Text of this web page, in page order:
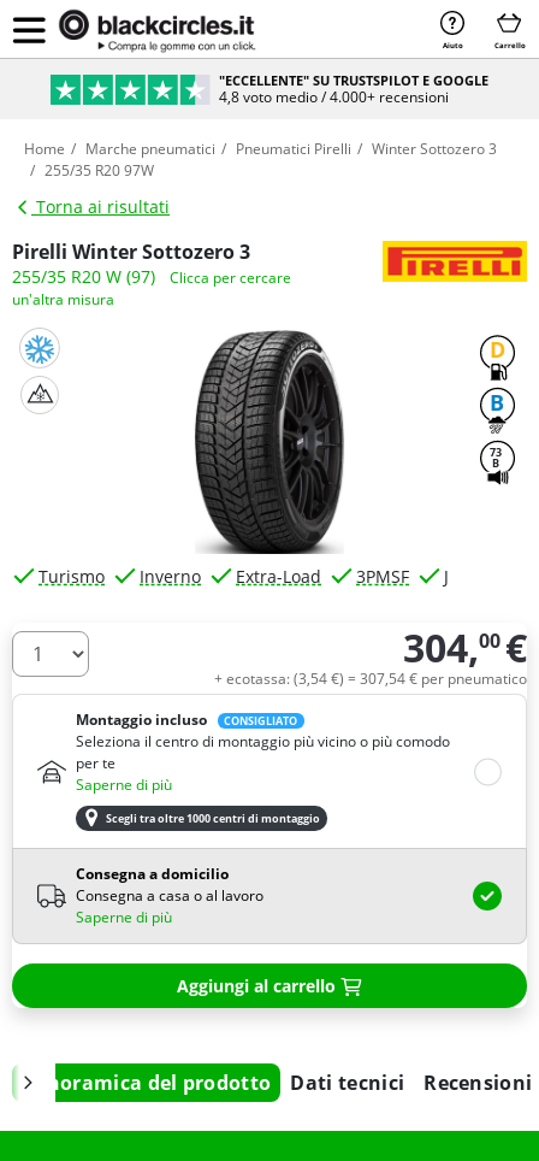
Aiuto Carrello
"ECCELLENTE" SU TRUSTSPILOT E GOOGLE
4,8 voto medio / 4.000+ recensioni
Home Marche pneumatici Pneumatici Pirelli
Winter Sottozero 3
255/35 R20 97W
Torna ai risultati
Pirelli Winter Sottozero 3
255/35 R20 W (97)
Clicca per cercare
un'altra misura
D
B
73
B
Turismo Inverno Extra-Load 3PMSF J
Quantità 304,00 €
+ ecotassa: (3,54€) = 307,54€ per pneumatico
Montaggio incluso
CONSIGLIATO
Seleziona il centro di montaggio più vicino o più comodo
per te
Saperne di più
Scegli tra oltre 1000 centri di montaggio
Consegna a domicilio
Consegna a casa o al lavoro
Saperne di più
Aggiungi al carrello
Panoramica del prodotto Dati tecnici Recensioni